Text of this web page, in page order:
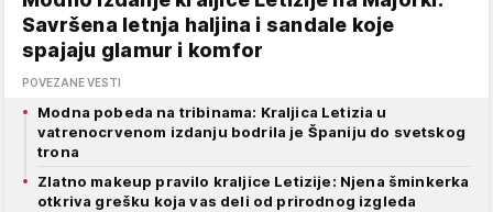
Savršena letnja haljina i sandale koje
spajaju glamur i komfor
POVEZANE VESTI
Modna pobeda na tribinama: Kraljica Letizia u
vatrenocrvenom izdanju bodrila je Španiju do svetskog
trona
Zlatno makeup pravilo kraljice Letizije: Njena šminkerka
otkriva grešku koja vas deli od prirodnog izgleda